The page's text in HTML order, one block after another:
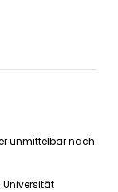
unmittelbar nach
Universität